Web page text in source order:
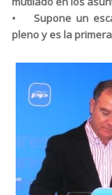
• Supone un
pleno y es la